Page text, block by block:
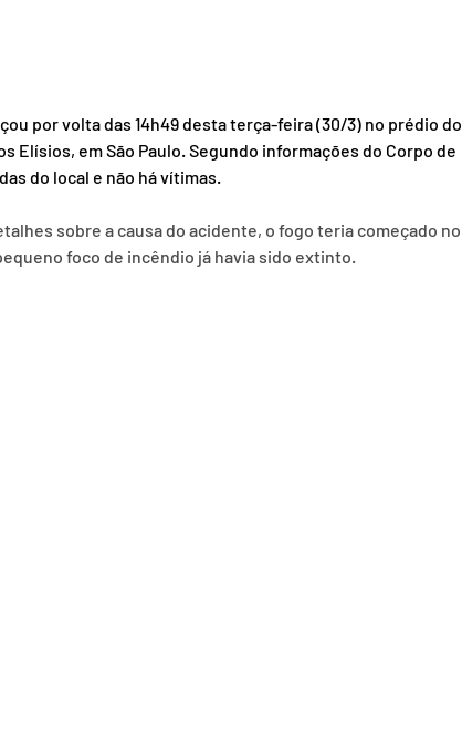
por volta das 14h49 desta terça-feira (30/3) no prédio do
Elísios, em São Paulo. Segundo informações do Corpo de
do local e não há vítimas.
sobre a causa do acidente, o fogo teria começado no
foco de incêndio já havia sido extinto.